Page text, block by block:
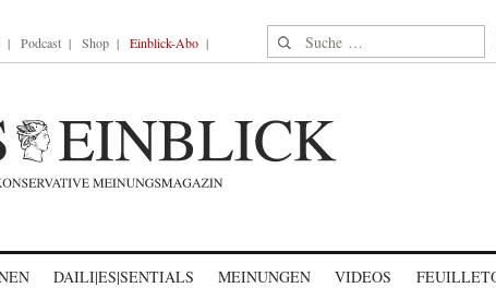
Podcast Shop Einblick-Abo Suche nach:
DAILI|ES|SENTIALS MEINUNGEN VIDEOS